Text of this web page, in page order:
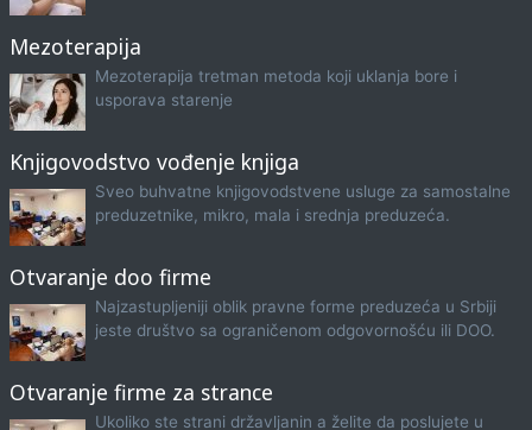
Mezoterapija
Mezoterapija tretman metoda koji uklanja bore i
usporava starenje
Knjigovodstvo vođenje knjiga
Sveo buhvatne knjigovodstvene usluge za samostalne
preduzetnike, mikro, mala i srednja preduzeća.
Otvaranje doo firme
Najzastupljeniji oblik pravne forme preduzeća u Srbiji
jeste društvo sa ograničenom odgovornošću ili DOO.
Otvaranje firme za strance
Ukoliko ste strani državljanin a želite da poslujete u